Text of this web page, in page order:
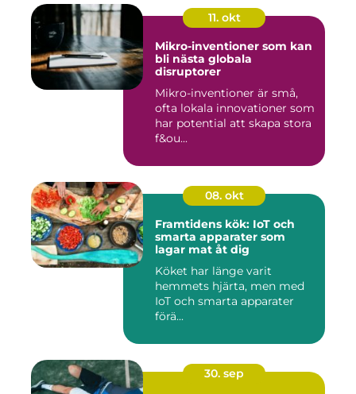
11. okt
Mikro-inventioner som kan
bli nästa globala
disruptorer
Mikro-inventioner är små,
ofta lokala innovationer som
har potential att skapa stora
f&ou...
08. okt
Framtidens kök: IoT och
smarta apparater som
lagar mat åt dig
Köket har länge varit
hemmets hjärta, men med
IoT och smarta apparater
förä...
30. sep